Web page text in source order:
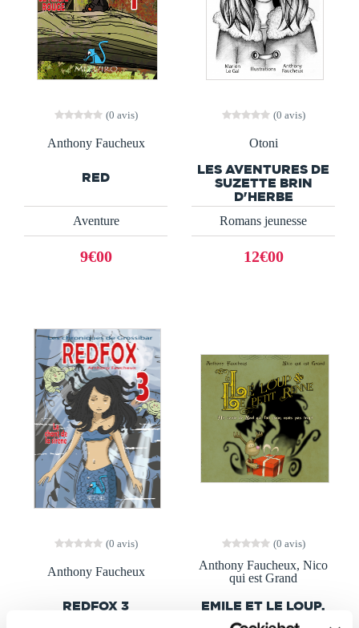
(0 avis)
Anthony Faucheux
RED
Aventure
9€00
(0 avis)
Otoni
LES AVENTURES DE
SUZETTE BRIN
D'HERBE
Romans jeunesse
12€00
(0 avis)
Anthony Faucheux
REDFOX 3
(0 avis)
Anthony Faucheux, Nico
qui est Grand
EMILE ET LE LOUP.